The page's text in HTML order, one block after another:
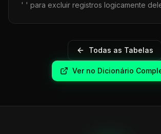
' ' para excluir registros logicamente
Todas as Tabelas
Ver no Dicionário